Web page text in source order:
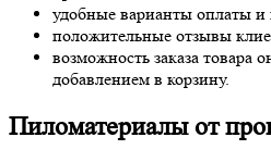
удобные варианты оплаты и
положительные отзывы
возможность заказа товара
добавлением в корзину.
Пиломатериалы от